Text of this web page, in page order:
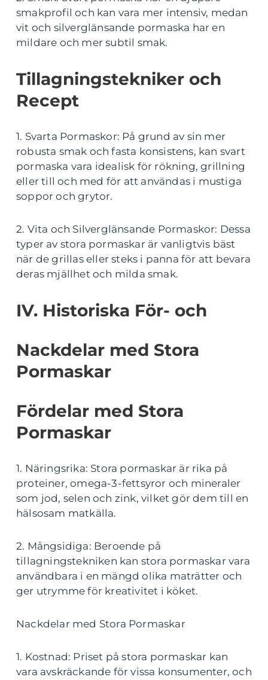
smakprofil och kan vara mer intensiv, medan
vit och silverglänsande pormaska har en
mildare och mer subtil smak.
Tillagningstekniker och
Recept
1. Svarta Pormaskor: På grund av sin mer
robusta smak och fasta konsistens, kan svart
pormaska vara idealisk för rökning, grillning
eller till och med för att användas i mustiga
soppor och grytor.
2. Vita och Silverglänsande Pormaskor: Dessa
typer av stora pormaskar är vanligtvis bäst
när de grillas eller steks i panna för att bevara
deras mjällhet och milda smak.
IV. Historiska För- och
Nackdelar med Stora
Pormaskar
Fördelar med Stora
Pormaskar
1. Näringsrika: Stora pormaskar är rika på
proteiner, omega-3-fettsyror och mineraler
som jod, selen och zink, vilket gör dem till en
hälsosam matkälla.
2. Mångsidiga: Beroende på
tillagningstekniken kan stora pormaskar vara
användbara i en mängd olika maträtter och
ger utrymme för kreativitet i köket.
Nackdelar med Stora Pormaskar
1. Kostnad: Priset på stora pormaskar kan
vara avskräckande för vissa konsumenter, och